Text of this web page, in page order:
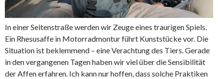
In einer Seitenstraße werden wir Zeuge eines traurigen Spiels.
Ein Rhesusaffe in Motorradmontur führt Kunststücke vor. Die
Situation ist beklemmend – eine Verachtung des Tiers. Gerade
in den vergangenen Tagen haben wir viel über die Sensibilität
der Affen erfahren. Ich kann nur hoffen, dass solche Praktiken